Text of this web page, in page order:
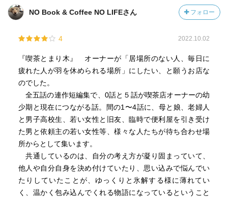
男だからとか…関係なく素直に好きなことをして輝いてほ
しいと心から思った。
NO Book & Coffee NO LIFEさん フォロー
4 2022.10.02
『喫茶とまり木』 オーナーが「居場所のない人、毎日に
疲れた人が羽を休められる場所」にしたい、と願うお店な
のでした。
全五話の連作短編集で、0話と５話が喫茶店オーナーの幼
少期と現在につながる話。間の1〜4話に、母と娘、老婦人
と男子高校生、若い女性と旧友、臨時で便利屋を引き受け
た男と依頼主の若い女性等、様々な人たちが待ち合わせ場
所からとして集います。
共通しているのは、自分の考え方が凝り固まっていて、
他人や自分自身を決め付けていたり、思い込みで悩んでい
たりしていたことが、ゆっくりと氷解する様に薄れてい
く、温かく包み込んでくれる物語になっているということ